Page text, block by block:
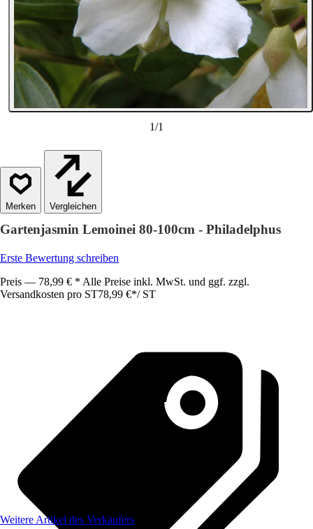
1/1
Vergleichen
Gartenjasmin Lemoinei 80-100cm - Philadelphus
Erste Bewertung schreiben
Preis — 78,99 € * Alle Preise inkl. MwSt. und ggf. zzgl.
Versandkosten pro ST78,99 €*/ ST
Weitere Artikel des Verkäufers